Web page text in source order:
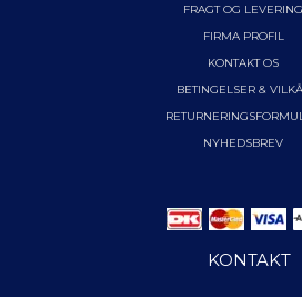
FRAGT OG LEVERING
FIRMA PROFIL
KONTAKT OS
BETINGELSER &
NYHEDSBREV
KONTAKT